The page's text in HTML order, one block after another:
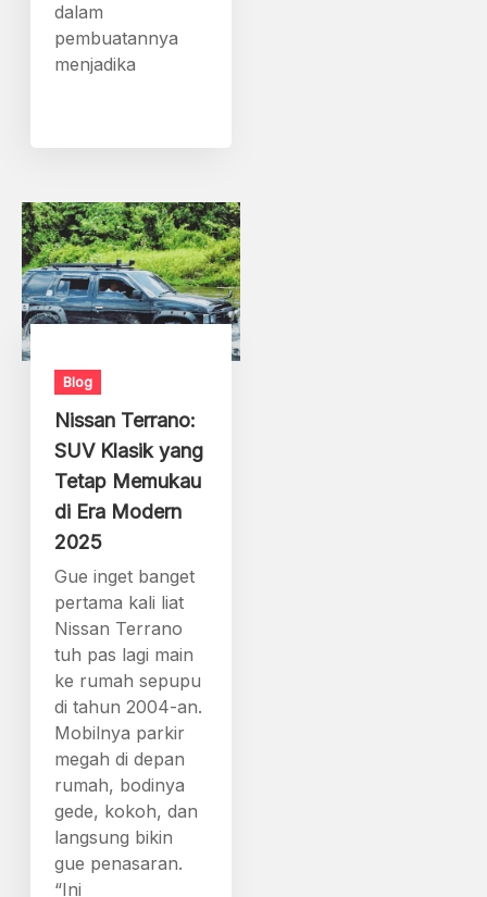
dalam
pembuatannya
menjadika
Blog
Nissan Terrano:
SUV Klasik yang
Tetap Memukau
di Era Modern
2025
Gue inget banget
pertama kali liat
Nissan Terrano
tuh pas lagi main
ke rumah sepupu
di tahun 2004-an.
Mobilnya parkir
megah di depan
rumah, bodinya
gede, kokoh, dan
langsung bikin
gue penasaran.
“Ini